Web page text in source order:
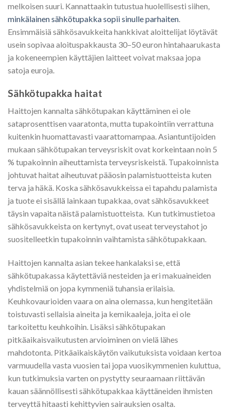
melkoisen suuri. Kannattaakin tutustua huolellisesti siihen,
minkälainen sähkötupakka sopii sinulle parhaiten.
Ensimmäisiä sähkösavukkeita hankkivat aloittelijat löytävät
usein sopivaa aloituspakkausta 30–50 euron hintahaarukasta
ja kokeneempien käyttäjien laitteet voivat maksaa jopa
satoja euroja.
Sähkötupakka haitat
Haittojen kannalta sähkötupakan käyttäminen ei ole
sataprosenttisen vaaratonta, mutta tupakointiin verrattuna
kuitenkin huomattavasti vaarattomampaa. Asiantuntijoiden
mukaan sähkötupakan terveysriskit ovat korkeintaan noin 5
% tupakoinnin aiheuttamista terveysriskeistä. Tupakoinnista
johtuvat haitat aiheutuvat pääosin palamistuotteista kuten
terva ja häkä. Koska sähkösavukkeissa ei tapahdu palamista
ja tuote ei sisällä lainkaan tupakkaa, ovat sähkösavukkeet
täysin vapaita näistä palamistuotteista. Kun tutkimustietoa
sähkösavukkeista on kertynyt, ovat useat terveystahot jo
suositelleetkin tupakoinnin vaihtamista sähkötupakkaan.
Haittojen kannalta asian tekee hankalaksi se, että
sähkötupakassa käytettäviä nesteiden ja eri makuaineiden
yhdistelmiä on jopa kymmeniä tuhansia erilaisia.
Keuhkovaurioiden vaara on aina olemassa, kun hengitetään
toistuvasti sellaisia aineita ja kemikaaleja, joita ei ole
tarkoitettu keuhkoihin. Lisäksi sähkötupakan
pitkäaikaisvaikutusten arvioiminen on vielä lähes
mahdotonta. Pitkäaikaiskäytön vaikutuksista voidaan kertoa
varmuudella vasta vuosien tai jopa vuosikymmenien kuluttua,
kun tutkimuksia varten on pystytty seuraamaan riittävän
kauan säännöllisesti sähkötupakkaa käyttäneiden ihmisten
terveyttä hitaasti kehittyvien sairauksien osalta.